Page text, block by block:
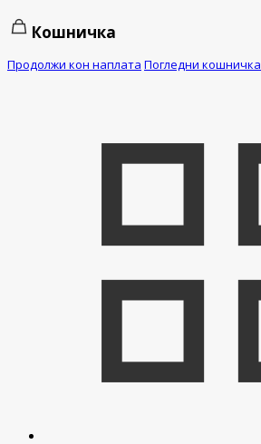
Кошничка
Продолжи кон наплата Погледни кошничка